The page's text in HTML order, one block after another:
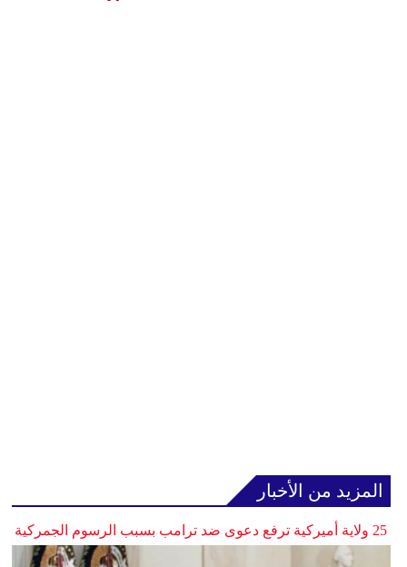
المزيد من الأخبار
25 ولاية أميركية ترفع دعوى ضد ترامب بسبب الرسوم الجمركية